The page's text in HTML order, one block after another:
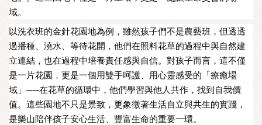
域。
以洗衣班的金針花園地為例，雖然孩子們不是農藝班，但透透
過播種、澆水、等待花開，他們在照料花草的過程中與自然建
立連結，也在過程中培養責任感與自信。對孩子而言，這不僅
是一片花園，更是一個用雙手呵護、用心靈感受的「療癒場
域」──在花草的循環中，他們學習與他人共作，找到自我價
值。這些園地不只是景致，更象徵著生活自立與共生的實踐，
是樂山陪伴孩子安心生活、豐富生命的重要一環。